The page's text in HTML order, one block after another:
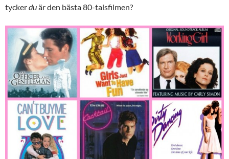
tyckerduär den bästa 80-talsfilmen?